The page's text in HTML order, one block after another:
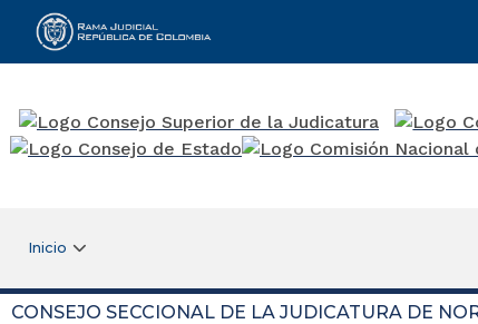
Rama Judicial
Inicio
CONSEJO SECCIONAL DE LA JUDICATURA DE